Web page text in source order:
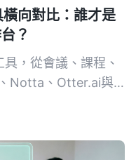
向對比：誰才是
？
，從會議、課程、
Notta、Otter.ai與